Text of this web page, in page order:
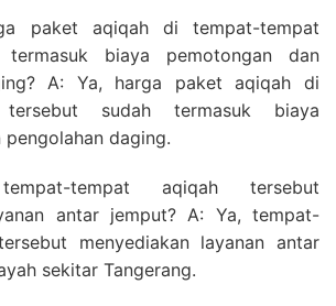
paket aqiqah di tempat-tempat
biaya pemotongan dan
A: Ya, harga paket aqiqah di
tersebut sudah termasuk biaya
daging.
tempat aqiqah tersebut
antar jemput? A: Ya, tempat-
menyediakan layanan antar
sekitar Tangerang.